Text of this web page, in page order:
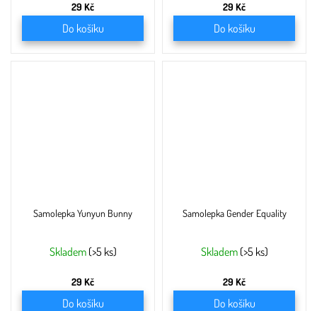
29 Kč
Do košíku
29 Kč
Do košíku
Samolepka Yunyun Bunny
Skladem (>5 ks)
29 Kč
Do košíku
Samolepka Gender Equality
Skladem (>5 ks)
29 Kč
Do košíku